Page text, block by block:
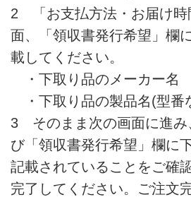
2 「お支払方法・お届け時
面、「領収書発行希望」欄
載してください。
・下取り品のメーカー名
・下取り品の製品名(型番
3 そのまま次の画面に進み
び「領収書発行希望」欄に
記載されていることをご確
完了してください。ご注文